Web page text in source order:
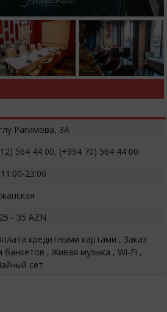
Рагимова, 3А
564 44 00, (+994 70) 564 44 00
11:00-23:00
25 - 35 AZN
кредитными картами , Заказ
банкетов , Живая музыка , Wi-Fi ,
сет